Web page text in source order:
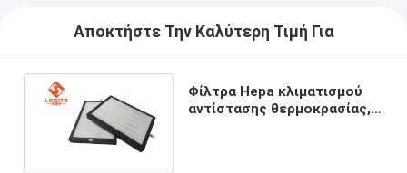
Αποκτήστε Την Καλύτερη Τιμή Για
Φίλτρα Hepa κλιματισμού
αντίστασης θερμοκρασίας,